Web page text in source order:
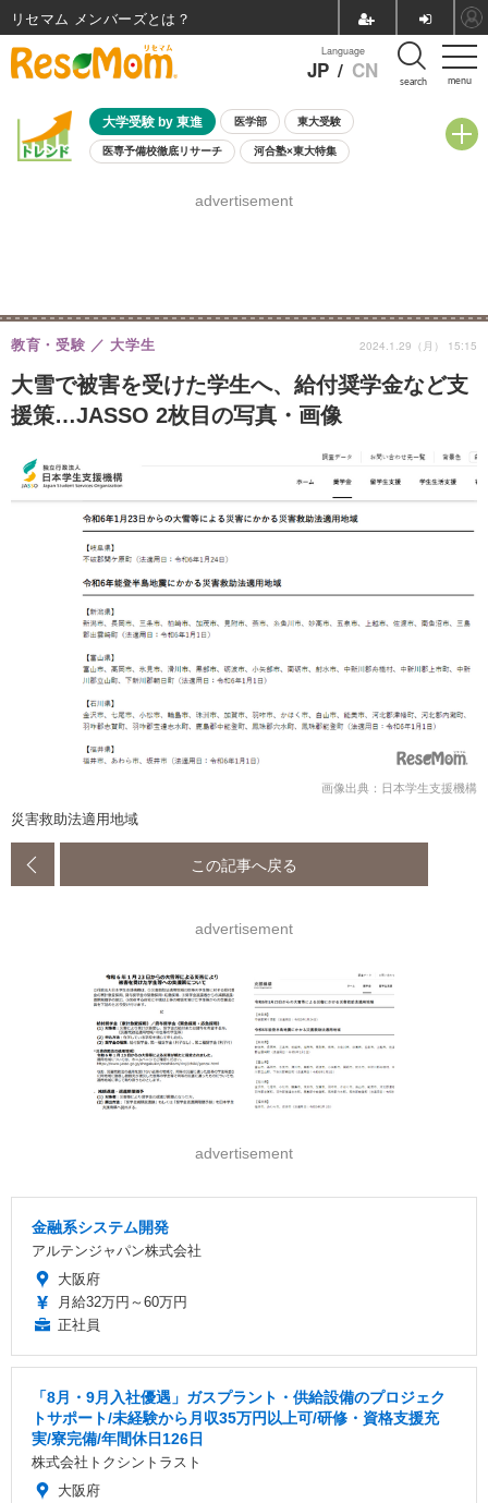
menu
Language
JP / CN search
大学受験 by 東進 医学部 東大受験
医専予備校徹底リサーチ 河合塾×東大特集
8月開催学校説明会・相談会
advertisement
大雪で被害を受けた学生へ、給付奨学金など支
援策…JASSO 2枚目の写真・画像
教育・受験 大学生 2024.1.29（月） 15:15
画像出典：日本学生支援機構
災害救助法適用地域
この記事へ戻る
advertisement
advertisement
金融系システム開発
アルテンジャパン株式会社
大阪府
月給32万円～60万円
正社員
「8月・9月入社優遇」ガスプラント・供給設備のプロジェク
トサポート/未経験から月収35万円以上可/研修・資格支援充
実/寮完備/年間休日126日
株式会社トクシントラスト
大阪府
リセマム メンバーズ